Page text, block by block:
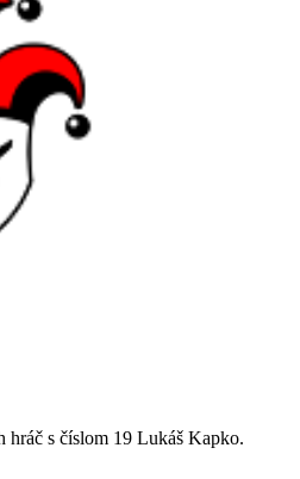
hráč s číslom 19 Lukáš Kapko.